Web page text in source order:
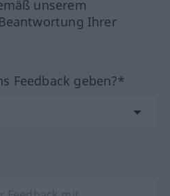
unserem
Ihrer
Feedback geben?*